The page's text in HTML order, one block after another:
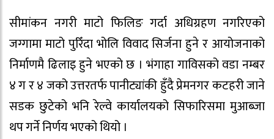
सीमांकन नगरी माटो फिलिङ गर्दा अधिग्रहण नगरिएको
जग्गामा माटो पुरिँदा भोलि विवाद सिर्जना हुने र आयोजनाको
निर्माणमै ढिलाइ हुने भएको छ । भंगाहा गाविसको वडा नम्बर
४ ग र ४ जको उत्तरतर्फ पानीट्यांकी हुँदै प्रेमनगर कटहरी जाने
सडक छुटेको भनि रेल्वे कार्यालयको सिफारिसमा मुआब्जा
थप गर्ने निर्णय भएको थियो ।